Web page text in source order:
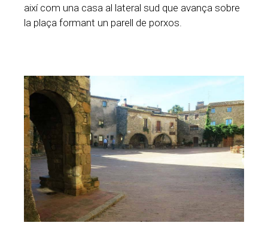
així com una casa al lateral sud que avança sobre
la plaça formant un parell de porxos.